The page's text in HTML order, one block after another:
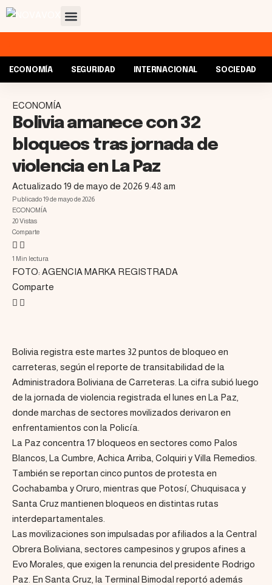
ECONOMÍA SEGURIDAD INTERNACIONAL SOCIEDAD
ECONOMÍA
Bolivia amanece con 32
bloqueos tras jornada de
violencia en La Paz
Actualizado 19 de mayo de 2026 9:48 am
Publicado 19 de mayo de 2026
ECONOMÍA
20 Vistas
Comparte
1 Min lectura
FOTO: AGENCIA MARKA REGISTRADA
Comparte
Bolivia registra este martes 32 puntos de bloqueo en
carreteras, según el reporte de transitabilidad de la
Administradora Boliviana de Carreteras. La cifra subió luego
de la jornada de violencia registrada el lunes en La Paz,
donde marchas de sectores movilizados derivaron en
enfrentamientos con la Policía.
La Paz concentra 17 bloqueos en sectores como Palos
Blancos, La Cumbre, Achica Arriba, Colquiri y Villa Remedios.
También se reportan cinco puntos de protesta en
Cochabamba y Oruro, mientras que Potosí, Chuquisaca y
Santa Cruz mantienen bloqueos en distintas rutas
interdepartamentales.
Las movilizaciones son impulsadas por afiliados a la Central
Obrera Boliviana, sectores campesinos y grupos afines a
Evo Morales, que exigen la renuncia del presidente Rodrigo
Paz. En Santa Cruz, la Terminal Bimodal reportó además